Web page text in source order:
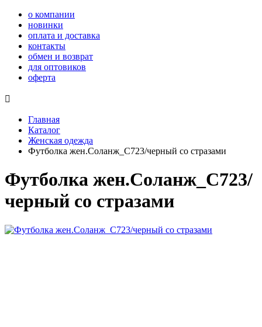
о компании
новинки
оплата и доставка
контакты
обмен и возврат
для оптовиков
оферта

Главная
Каталог
Женская одежда
Футболка жен.Соланж_С723/черный со стразами
Футболка жен.Соланж_С723/
черный со стразами